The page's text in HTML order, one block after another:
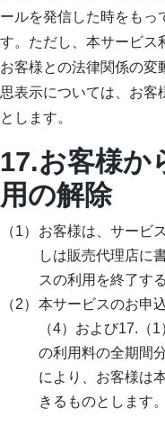
ールを発信した時をもっ
す。ただし、本サービス
お客様との法律関係の変
思表示については、お客
とします。
17.お客様か
用の解除
お客様は、サービ
しは販売代理店に
スの利用を終了す
本サービスのお申
（4）および17.（
の利用料の全期間
により、お客様は
きるものとします。